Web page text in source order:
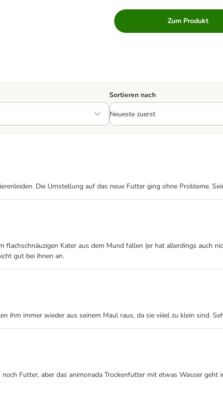
Zum Produkt
Sortieren nach
Die Umstellung auf das neue Futter ging ohne Probleme.
Kater aus dem Mund fallen (er hat allerdings auch
gut bei ihnen an.
ihm immer wieder aus seinem Maul raus, da sie viiiel zu klein sind.
Futter, aber das animonada Trockenfutter mit etwas Wasser